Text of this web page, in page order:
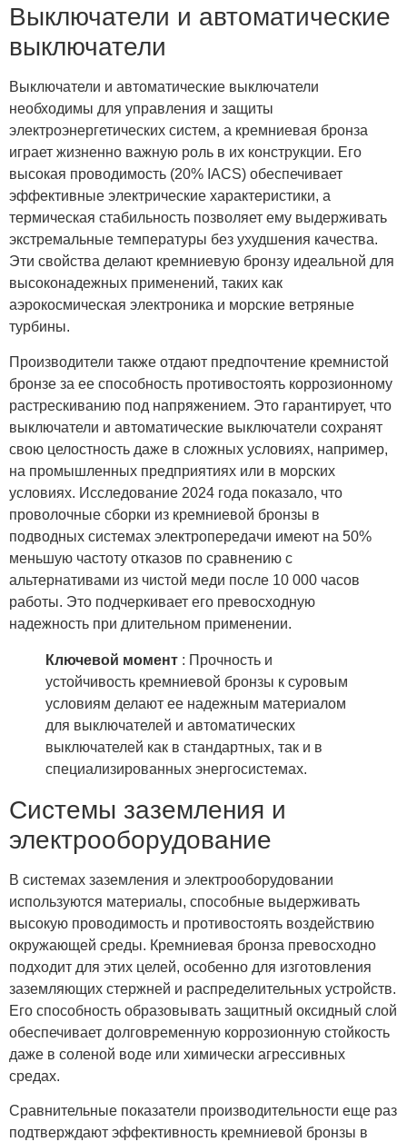
Выключатели и автоматические
выключатели
Выключатели и автоматические выключатели
необходимы для управления и защиты
электроэнергетических систем, а кремниевая бронза
играет жизненно важную роль в их конструкции. Его
высокая проводимость (20% IACS) обеспечивает
эффективные электрические характеристики, а
термическая стабильность позволяет ему выдерживать
экстремальные температуры без ухудшения качества.
Эти свойства делают кремниевую бронзу идеальной для
высоконадежных применений, таких как
аэрокосмическая электроника и морские ветряные
турбины.
Производители также отдают предпочтение кремнистой
бронзе за ее способность противостоять коррозионному
растрескиванию под напряжением. Это гарантирует, что
выключатели и автоматические выключатели сохранят
свою целостность даже в сложных условиях, например,
на промышленных предприятиях или в морских
условиях. Исследование 2024 года показало, что
проволочные сборки из кремниевой бронзы в
подводных системах электропередачи имеют на 50%
меньшую частоту отказов по сравнению с
альтернативами из чистой меди после 10 000 часов
работы. Это подчеркивает его превосходную
надежность при длительном применении.
Ключевой момент : Прочность и
устойчивость кремниевой бронзы к суровым
условиям делают ее надежным материалом
для выключателей и автоматических
выключателей как в стандартных, так и в
специализированных энергосистемах.
Системы заземления и
электрооборудование
В системах заземления и электрооборудовании
используются материалы, способные выдерживать
высокую проводимость и противостоять воздействию
окружающей среды. Кремниевая бронза превосходно
подходит для этих целей, особенно для изготовления
заземляющих стержней и распределительных устройств.
Его способность образовывать защитный оксидный слой
обеспечивает долговременную коррозионную стойкость
даже в соленой воде или химически агрессивных
средах.
Сравнительные показатели производительности еще раз
подтверждают эффективность кремниевой бронзы в